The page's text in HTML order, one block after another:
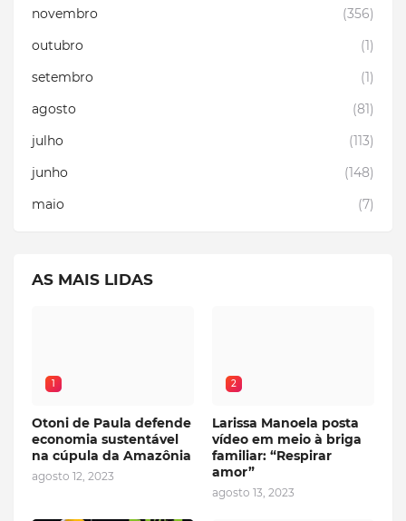
novembro
(356)
outubro
(1)
setembro
(1)
agosto
(81)
julho
(113)
junho
(148)
maio
(7)
AS MAIS LIDAS
1
Otoni de Paula defende
economia sustentável
na cúpula da Amazônia
agosto 12, 2023
2
Larissa Manoela posta
vídeo em meio à briga
familiar: “Respirar
amor”
agosto 13, 2023